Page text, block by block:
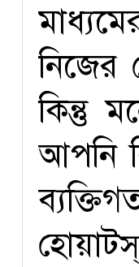
নিজের
কিন্তু
আপনি